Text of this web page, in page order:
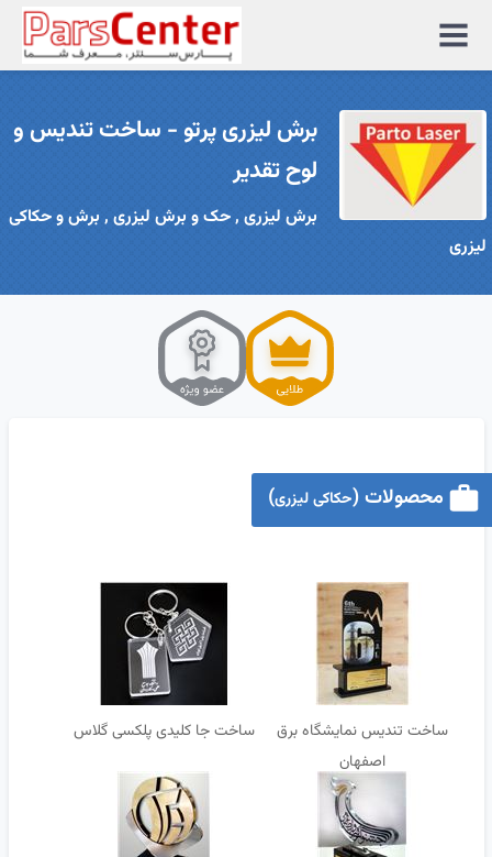
منوی
سایت
برش لیزری پرتو - ساخت تندیس و
لوح تقدیر
برش لیزری , حک و برش لیزری , برش و حکاکی
لیزری
محصولات (حکاکی لیزری)
ساخت تندیس نمایشگاه برق
اصفهان
ساخت جا کلیدی پلکسی گلاس